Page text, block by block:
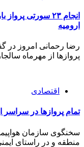
انجام ۲۳ سورتی
ارومیه
رضا رحمانی امروز در
پروازها از مهرماه
اقتصادی
تمام پرواز‌ها در سراسر ایران تا
سخنگوی سازمان
منطقه و در راستای